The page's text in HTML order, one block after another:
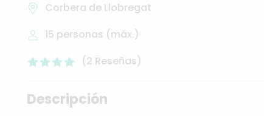
Corbera de Llobregat
15 personas (máx.)
(2 Reseñas)
Descripción